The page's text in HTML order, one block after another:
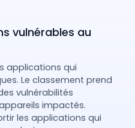
vulnérables au
applications qui
Le classement prend
vulnérabilités
impactés.
les applications qui